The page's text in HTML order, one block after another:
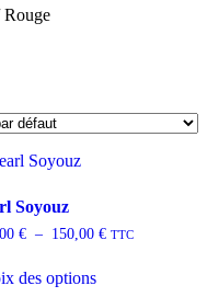
Rouge
Soyouz
€ – 150,00 €Plage
TTC
des optionsproduit